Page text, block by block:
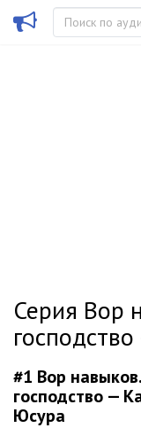
Серия Вор
#1 Вор
господство —
Юсура